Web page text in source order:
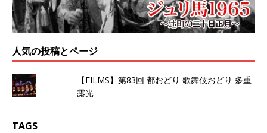
人気の投稿とページ
【FILMS】第83回 都おどり 歌舞伎おどり 多重
露光
TAGS